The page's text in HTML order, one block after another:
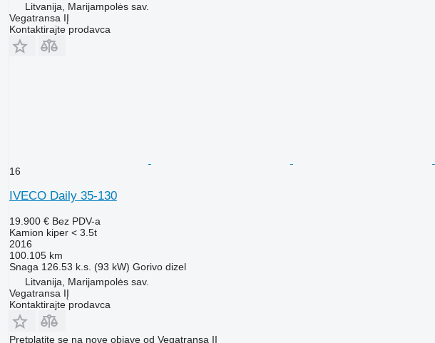
Litvanija, Marijampolės sav.
Vegatransa IĮ
Kontaktirajte prodavca
16
IVECO Daily 35-130
19.900 € Bez PDV-a
Kamion kiper < 3.5t
2016
100.105 km
Snaga 126.53 k.s. (93 kW) Gorivo dizel
Litvanija, Marijampolės sav.
Vegatransa IĮ
Kontaktirajte prodavca
Pretplatite se na nove objave od Vegatransa IĮ